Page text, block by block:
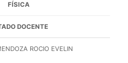
FÍSICA
DOCENTE
ROCIO EVELIN